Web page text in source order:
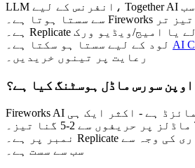
LLM انفرنس کے لیے، Together AI عام طور پر فی ٹوکن سب
سے سستا ہوتا ہے۔ Fireworks بہت قریب ہے اور تیز تر
ہے۔ Replicate زیادہ پھٹنے والے یا امیج/ویڈیو ورک
AI
رعایت پر تینوں خریدیں۔
سورس ماڈل ہوسٹنگ کیا ہے؟
Fireworks AI رفتار کے لیے آپٹمائزڈ ہے - اکثر ایک ہی
ماڈلز پر حریفوں سے 2-5 گنا تیز۔ Together AI دوسرے
نمبر پر ہے۔ Replicate کولڈ اسٹارٹ رواداری کی وجہ سے
سب سے سست ہے۔